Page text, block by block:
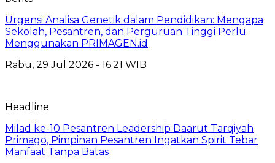
Urgensi Analisa Genetik dalam Pendidikan: Mengapa
Sekolah, Pesantren, dan Perguruan Tinggi Perlu
Menggunakan PRIMAGEN.id
Rabu, 29 Jul 2026 - 16:21 WIB
Headline
Milad ke-10 Pesantren Leadership Daarut Tarqiyah
Primago, Pimpinan Pesantren Ingatkan Spirit Tebar
Manfaat Tanpa Batas